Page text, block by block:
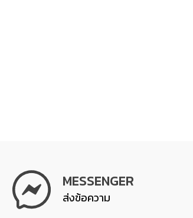
MESSENGER
ส่งข้อความ